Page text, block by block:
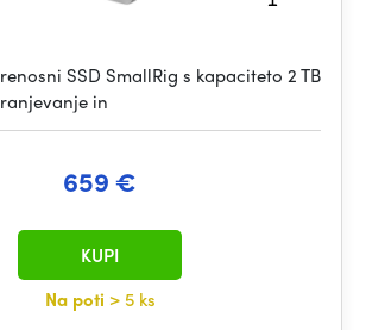
SSD SmallRig s kapaciteto 2 TB
in
659 €
Na poti > 5 ks
KUPI